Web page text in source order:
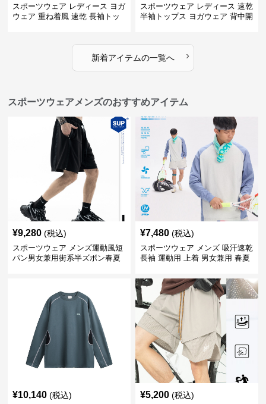
スポーツウェア レディース ヨガ
ウェア 重ね着風 速乾 長袖トッ
スポーツウェア レディース 速乾
半袖トップス ヨガウェア 背中開
新着アイテムの一覧へ ›
スポーツウェアメンズのおすすめアイテム
¥9,280 (税込)
スポーツウェア メンズ運動風短
パン男女兼用街系半ズボン春夏
¥7,480 (税込)
スポーツウェア メンズ 吸汗速乾
長袖 運動用 上着 男女兼用 春夏
¥10,140 (税込) ¥5,200 (税込)